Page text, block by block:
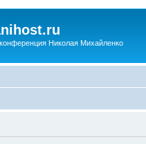
Николая Михайленко